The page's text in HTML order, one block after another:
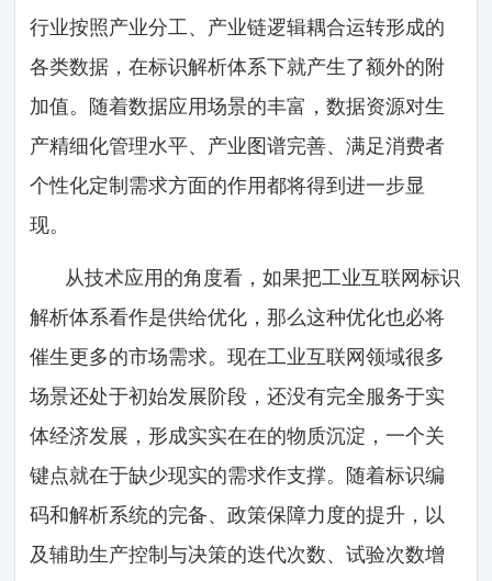
行业按照产业分工、产业链逻辑耦合运转形成的
各类数据，在标识解析体系下就产生了额外的附
加值。随着数据应用场景的丰富，数据资源对生
产精细化管理水平、产业图谱完善、满足消费者
个性化定制需求方面的作用都将得到进一步显
现。
从技术应用的角度看，如果把工业互联网标识
解析体系看作是供给优化，那么这种优化也必将
催生更多的市场需求。现在工业互联网领域很多
场景还处于初始发展阶段，还没有完全服务于实
体经济发展，形成实实在在的物质沉淀，一个关
键点就在于缺少现实的需求作支撑。随着标识编
码和解析系统的完备、政策保障力度的提升，以
及辅助生产控制与决策的迭代次数、试验次数增